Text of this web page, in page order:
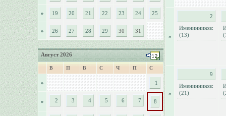
» 19 20 21 22 23 24 25
» 26 27 28 29 30 31
Август 2026
В П В С Ч П С
» 1
» 2 3 4 5 6 7 8
»
2
Именинников:
(13)
»
9
Именинников:
(21)